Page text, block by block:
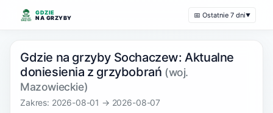
GDZIE
NA GRZYBY
📅 Ostatnie 7 dni▼
Gdzie na grzyby Sochaczew: Aktualne
doniesienia z grzybobrań (woj.
Mazowieckie)
Zakres: 2026-08-01 → 2026-08-07